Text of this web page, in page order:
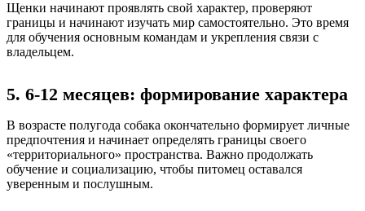
Щенки начинают проявлять свой характер, проверяют
границы и начинают изучать мир самостоятельно. Это время
для обучения основным командам и укрепления связи с
владельцем.
5. 6-12 месяцев: формирование характера
В возрасте полугода собака окончательно формирует личные
предпочтения и начинает определять границы своего
«территориального» пространства. Важно продолжать
обучение и социализацию, чтобы питомец оставался
уверенным и послушным.